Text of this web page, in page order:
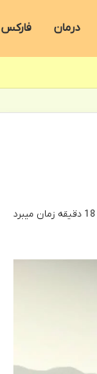
درمان فارکس